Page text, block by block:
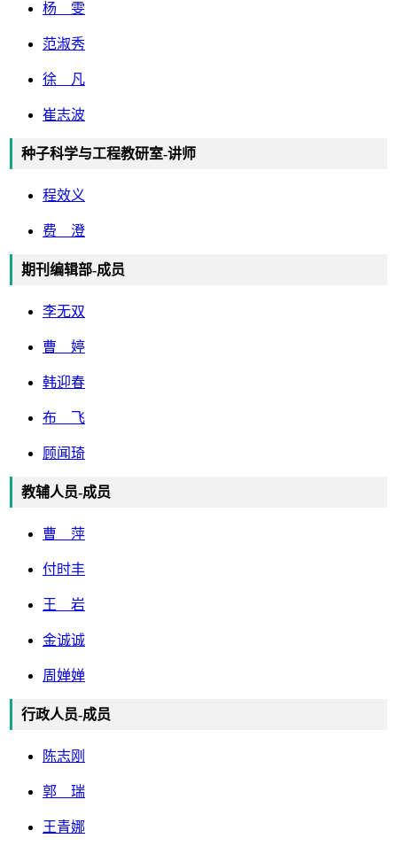
杨 雯
范淑秀
徐 凡
崔志波
种子科学与工程教研室-讲师
程效义
费 澄
期刊编辑部-成员
李无双
曹 婷
韩迎春
布 飞
顾闻琦
教辅人员-成员
曹 萍
付时丰
王 岩
金诚诚
周婵婵
行政人员-成员
陈志刚
郭 瑞
王青娜